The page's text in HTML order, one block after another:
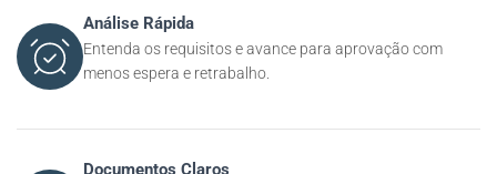
Análise Rápida
Entenda os requisitos e avance para aprovação com
menos espera e retrabalho.
Documentos Claros